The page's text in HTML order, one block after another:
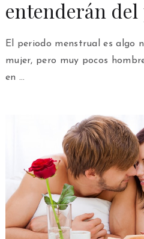
entenderán
El periodo menstrual es algo
mujer, pero muy pocos
en …